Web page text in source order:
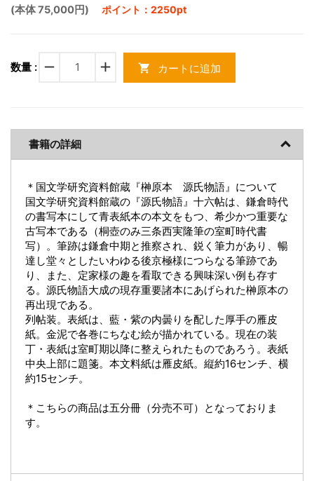
(本体 75,000円) ポイント：2250pt
数量 : remove add shopping_cart カートに追加
書籍の詳細
＊国文学研究資料館蔵『榊原本 源氏物語』について
国文学研究資料館蔵の『源氏物語』十六帖は、鎌倉時代
の書写本にして青表紙本の本文をもつ、希少かつ重要な
古写本である（桐壺のみ三条西実隆筆の室町時代書
写）。筆跡は鎌倉中期と推察され、鋭く筆力があり、暢
達し堂々としたいわゆる後京極様につらなる筆跡であ
り、また、定家様の趣を看取できる興味深い例も存す
る。源氏物語大成の現存重要諸本にあげられた榊原本の
再出現である。
列帖装。表紙は、藍・紫の内曇りを配した厚手の雁皮
紙。金泥で各巻にちなむ絵が描かれている。現在の装
丁・表紙は室町期以降に整えられたものであろう。表紙
中央上部に題箋。本文料紙は雁皮紙。縦約16センチ、横
約15センチ。
＊こちらの商品は五分冊（分売不可）となっておりま
す。